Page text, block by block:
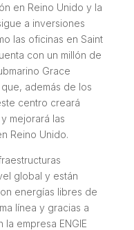
en Reino Unido y la
a inversiones
las oficinas en Saint
con un millón de
Grace
además de los
centro creará
mejorará las
Reino Unido.
global y están
energías libres de
línea y gracias a
empresa ENGIE